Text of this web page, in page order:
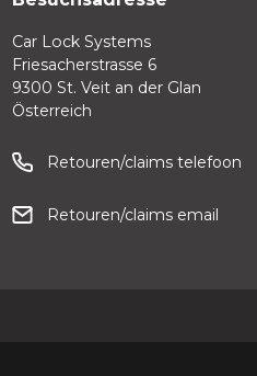
Car Lock Systems
Friesacherstrasse 6
9300 St. Veit an der Glan
Österreich
Retouren/claims telefoon
Retouren/claims email